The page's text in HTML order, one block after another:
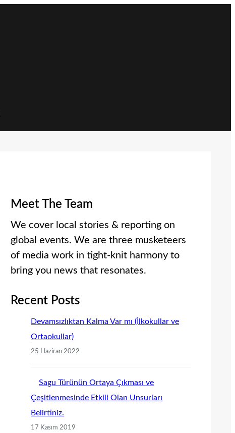
Meet The Team
We cover local stories & reporting on
global events. We are three musketeers
of media work in tight-knit harmony to
bring you news that resonates.
Recent Posts
Devamsızlıktan Kalma Var mı (İlkokullar ve
Ortaokullar)
25 Haziran 2022
Sagu Türünün Ortaya Çıkması ve
Çeşitlenmesinde Etkili Olan Unsurları
Belirtiniz.
17 Kasım 2019